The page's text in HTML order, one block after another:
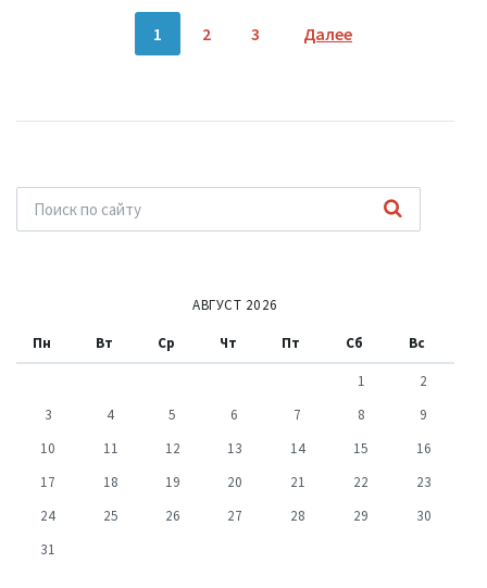
Пагинация
1 2 3 Далее
АВГУСТ 2026
Пн Вт Ср Чт Пт Сб Вс
1
2
3
4 5 6 7 8
9
10
11 12 13 14 15
16
17
18 19 20 21 22
23
24
25 26 27 28 29
30
31